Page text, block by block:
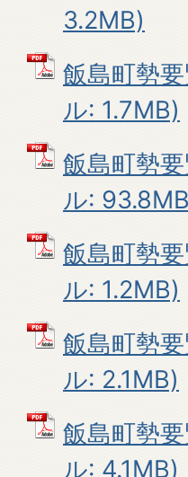
3.2MB)
飯島町勢
ル: 1.7MB)
飯島町勢
ル:
飯島町勢
ル: 1.2MB)
飯島町勢
ル: 2.1MB)
飯島町勢
ル: 4.1MB)